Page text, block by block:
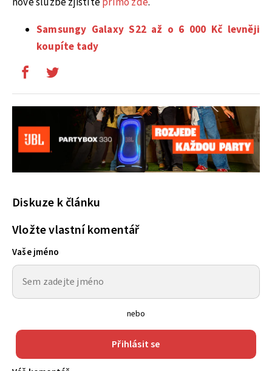
Samsungy Galaxy S22 až o 6 000 Kč levněji
koupíte tady
Diskuze k článku
Vložte vlastní komentář
Vaše jméno
nebo
Přihlásit se